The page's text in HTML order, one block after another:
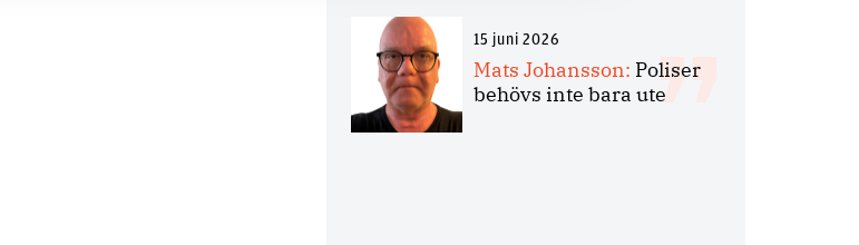
15 juni 2026
Mats Johansson: Poliser
behövs inte bara ute